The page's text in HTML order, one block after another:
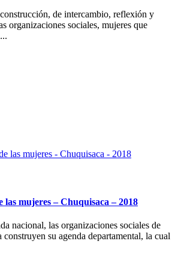
de intercambio, reflexión y
organizaciones sociales, mujeres que
las mujeres – Chuquisaca – 2018
nacional, las organizaciones sociales de
construyen su agenda departamental, la cual